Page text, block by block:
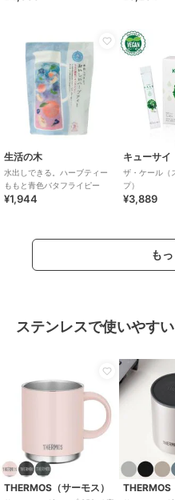
生活の木
水出しできる。ハーブティー
ももと青色バタフライピー
¥1,944
キューサイ
ザ・ケール（
プ）
¥3,889
も
ステンレスで使いやす
THERMOS（サーモス） THERMOS